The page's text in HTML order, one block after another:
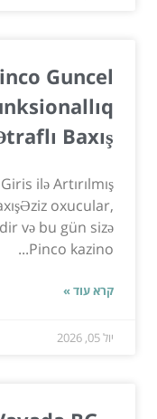
Guncel
Baxış
ilə Artırılmış
oxucular,
və bu gün sizə
Pinco kazino...
קרא עוד »
יול 05, 2026